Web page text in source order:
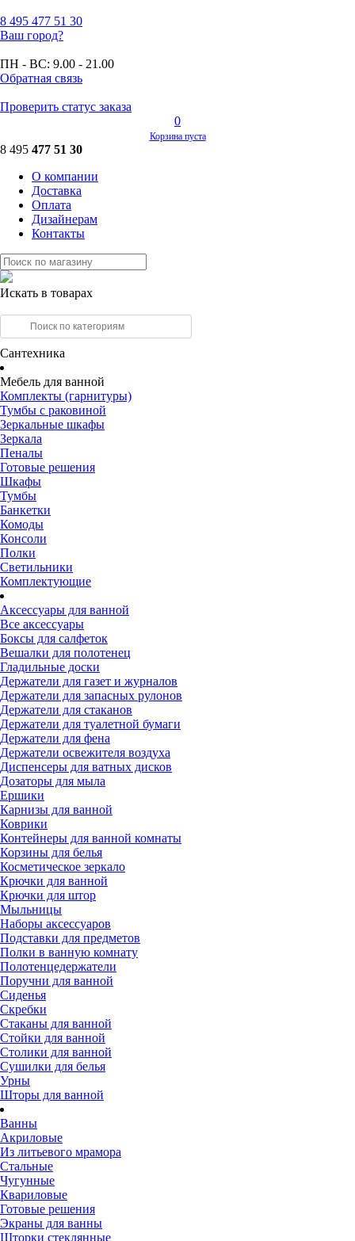
8 495 477 51 30
Ваш город?
ПН - ВС: 9.00 - 21.00
Обратная связь
Проверить статус заказа
0
Корзина пуста
8 495 477 51 30
О компании
Доставка
Оплата
Дизайнерам
Контакты
Искать в товарах
Сантехника
Мебель для ванной
Комплекты (гарнитуры)
Тумбы с раковиной
Зеркальные шкафы
Зеркала
Пеналы
Готовые решения
Шкафы
Тумбы
Банкетки
Комоды
Консоли
Полки
Светильники
Комплектующие
Аксессуары для ванной
Все аксессуары
Боксы для салфеток
Вешалки для полотенец
Гладильные доски
Держатели для газет и журналов
Держатели для запасных рулонов
Держатели для стаканов
Держатели для туалетной бумаги
Держатели для фена
Держатели освежителя воздуха
Диспенсеры для ватных дисков
Дозаторы для мыла
Ершики
Карнизы для ванной
Коврики
Контейнеры для ванной комнаты
Корзины для белья
Косметическое зеркало
Крючки для ванной
Крючки для штор
Мыльницы
Наборы аксессуаров
Подставки для предметов
Полки в ванную комнату
Полотенцедержатели
Поручни для ванной
Сиденья
Скребки
Стаканы для ванной
Стойки для ванной
Столики для ванной
Сушилки для белья
Урны
Шторы для ванной
Ванны
Акриловые
Из литьевого мрамора
Стальные
Чугунные
Квариловые
Готовые решения
Экраны для ванны
Шторки стеклянные